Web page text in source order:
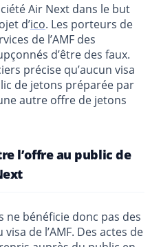
Air Next dans le but
d’ico. Les porteurs de
de l’AMF des
d’être des faux.
précise qu’aucun visa
de jetons préparée par
autre offre de jetons
l’offre au public de
bénéficie donc pas des
de l’AMF. Des actes de